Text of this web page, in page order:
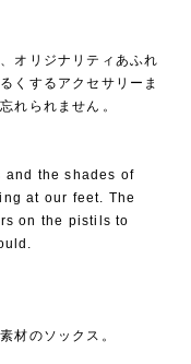
オリジナリティあふれ
くするアクセサリーま
れられません⁡。
and the shades of
at our feet. The
on the pistils to
材のソックス。